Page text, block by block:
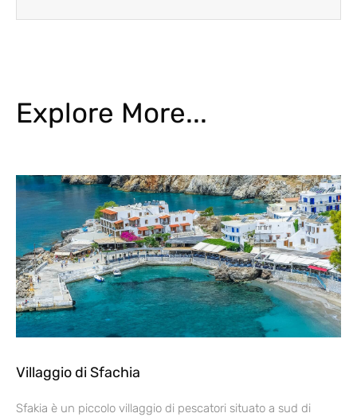
Explore More...
Villaggio di Sfachia
Sfakia è un piccolo villaggio di pescatori situato a sud di